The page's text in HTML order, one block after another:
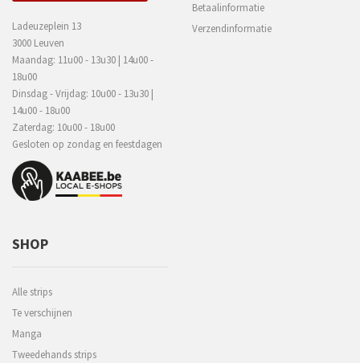
Ladeuzeplein 13
3000 Leuven
Maandag: 11u00 - 13u30 | 14u00 -
18u00
Dinsdag - Vrijdag: 10u00 - 13u30 |
14u00 - 18u00
Zaterdag: 10u00 - 18u00
Gesloten op zondag en feestdagen
Betaalinformatie
Verzendinformatie
SHOP
Alle strips
Te verschijnen
Manga
Tweedehands strips